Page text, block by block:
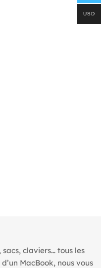
claviers… tous les
MacBook, nous vous
USD